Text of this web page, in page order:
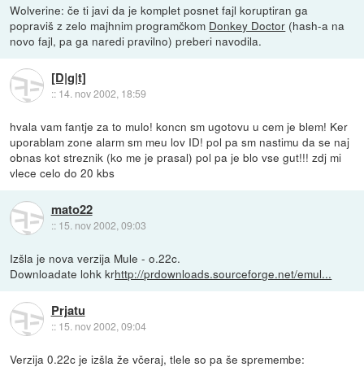
Wolverine: če ti javi da je komplet posnet fajl koruptiran ga
popraviš z zelo majhnim programčkom Donkey Doctor (hash-a na
novo fajl, pa ga naredi pravilno) preberi navodila.
[D|g|t]
:: 14. nov 2002, 18:59
hvala vam fantje za to mulo! koncn sm ugotovu u cem je blem! Ker
uporablam zone alarm sm meu lov ID! pol pa sm nastimu da se naj
obnas kot streznik (ko me je prasal) pol pa je blo vse gut!!! zdj mi
vlece celo do 20 kbs
mato22
:: 15. nov 2002, 09:03
Izšla je nova verzija Mule - o.22c.
Downloadate lohk krhttp://prdownloads.sourceforge.net/emul...
Prjatu
:: 15. nov 2002, 09:04
Verzija 0.22c je izšla že včeraj, tlele so pa še spremembe: